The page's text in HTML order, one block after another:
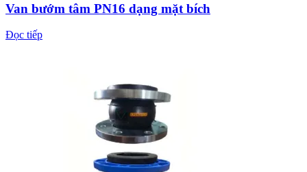
Van bướm tâm PN16 dạng mặt bích
Đọc tiếp